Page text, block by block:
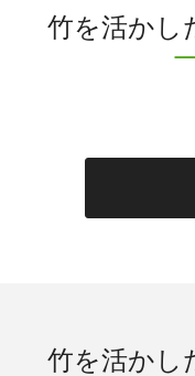
竹を活かし
竹を活かし